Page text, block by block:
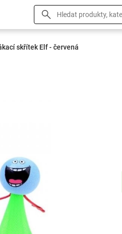
skřítek Elf - červená